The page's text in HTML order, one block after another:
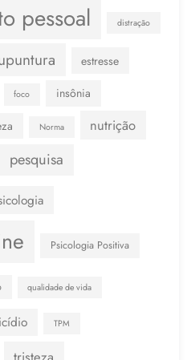
pessoal distração
estresse
foco insônia
Norma nutrição
pesquisa
Psicologia Positiva
qualidade de vida
TPM